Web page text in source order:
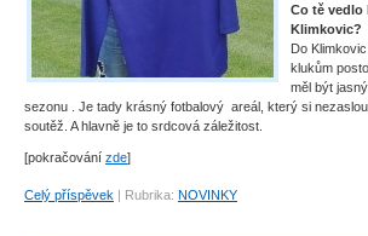
Co tě vedlo
Klimkovic?
Do
klukům
měl být
sezonu . Je tady krásný fotbalový areál, který si
soutěž. A hlavně je to srdcová záležitost.
[pokračování zde]
Celý příspěvek | Rubrika: NOVINKY